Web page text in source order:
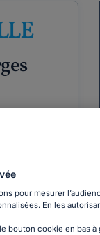
pour mesurer
En les
bouton cookie en bas à